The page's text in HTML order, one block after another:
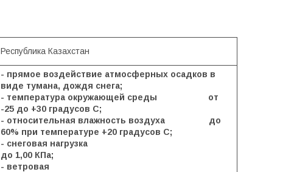
Республика Казахстан
- прямое воздействие атмосферных осадков в
виде тумана, дождя снега;
- температура окружающей среды от
-25 до +30 градусов С;
- относительная влажность воздуха до
60% при температуре +20 градусов С;
- снеговая нагрузка
до 1,00 КПа;
- ветровая